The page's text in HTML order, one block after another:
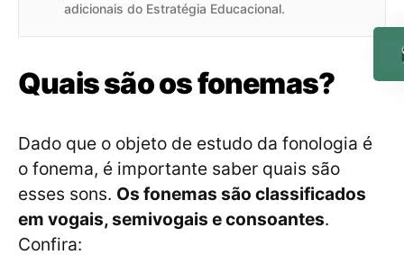
adicionais do Estratégia Educacional.
Quais são os fonemas?
Dado que o objeto de estudo da fonologia é
o fonema, é importante saber quais são
esses sons. Os fonemas são classificados
em vogais, semivogais e consoantes.
Confira: